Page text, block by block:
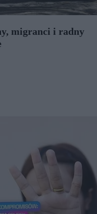
migranci i radny